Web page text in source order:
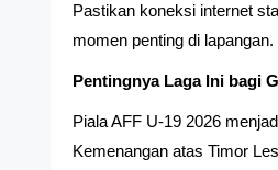
Pastikan koneksi internet
momen penting di lapangan.
Pentingnya Laga Ini bagi
Piala AFF U-19 2026
Kemenangan atas Timor